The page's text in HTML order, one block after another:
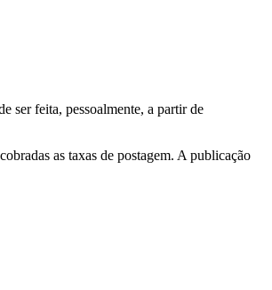
ser feita, pessoalmente, a partir de
as taxas de postagem. A publicação